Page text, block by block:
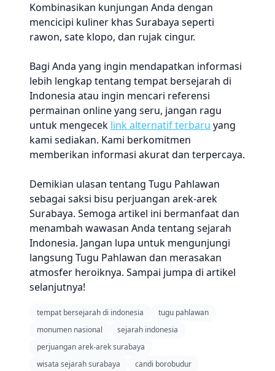
Kombinasikan kunjungan Anda dengan
mencicipi kuliner khas Surabaya seperti
rawon, sate klopo, dan rujak cingur.
Bagi Anda yang ingin mendapatkan informasi
lebih lengkap tentang tempat bersejarah di
Indonesia atau ingin mencari referensi
permainan online yang seru, jangan ragu
untuk mengecek link alternatif terbaru yang
kami sediakan. Kami berkomitmen
memberikan informasi akurat dan terpercaya.
Demikian ulasan tentang Tugu Pahlawan
sebagai saksi bisu perjuangan arek-arek
Surabaya. Semoga artikel ini bermanfaat dan
menambah wawasan Anda tentang sejarah
Indonesia. Jangan lupa untuk mengunjungi
langsung Tugu Pahlawan dan merasakan
atmosfer heroiknya. Sampai jumpa di artikel
selanjutnya!
tempat bersejarah di indonesia
tugu pahlawan
monumen nasional
sejarah indonesia
perjuangan arek-arek surabaya
wisata sejarah surabaya
candi borobudur